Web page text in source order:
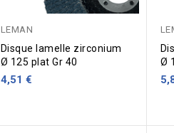
LEMAN
Disque lamelle zirconium
Ø 125 plat Gr 40
4,51 €
Ø